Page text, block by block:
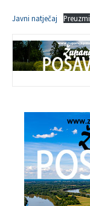
Javni natječaj Preuzmi